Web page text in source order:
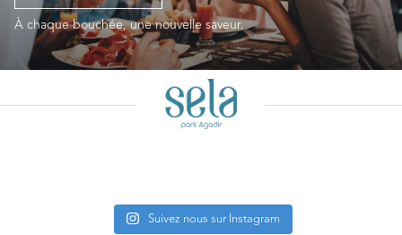
À chaque bouchée, une nouvelle saveur.
Suivez nous sur Instagram